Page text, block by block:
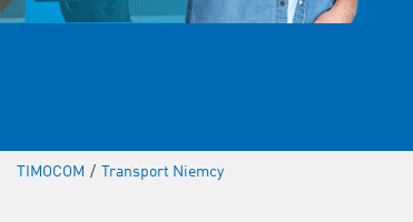
TIMOCOM / Transport Niemcy